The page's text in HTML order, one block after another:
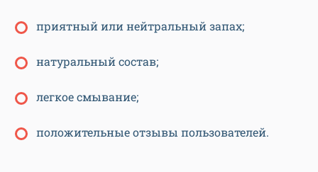
приятный или нейтральный запах;
натуральный состав;
легкое смывание;
положительные отзывы пользователей.